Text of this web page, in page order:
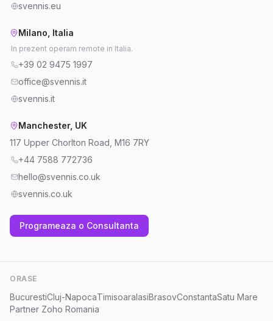
svennis.eu
Milano, Italia
In prezent operam remote in Italia.
+39 02 9475 1997
office@svennis.it
svennis.it
Manchester, UK
117 Upper Chorlton Road, M16 7RY
+44 7588 772736
hello@svennis.co.uk
svennis.co.uk
Programeaza o Consultanta
ORASE
BucurestiCluj-NapocaTimisoaraIasiBrasovConstantaSatu Mare
Partner Zoho Romania